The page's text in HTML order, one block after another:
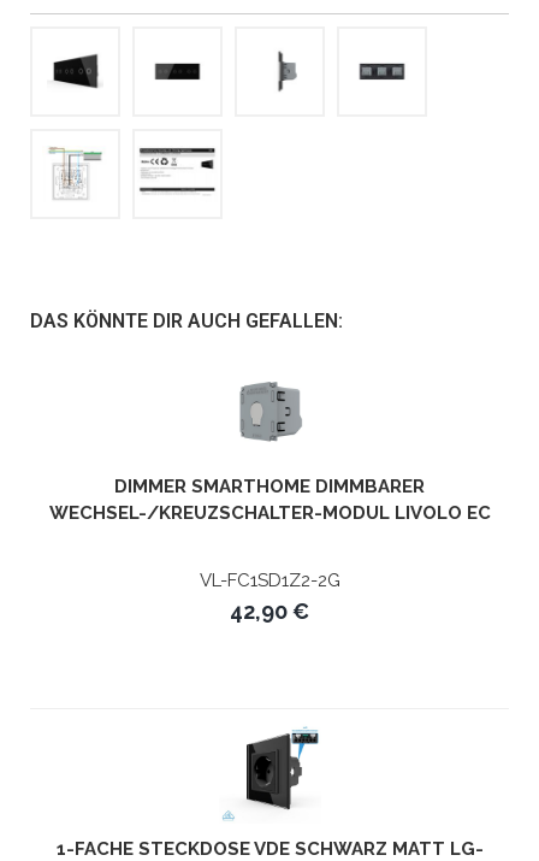
DAS KÖNNTE DIR AUCH GEFALLEN:
DIMMER SMARTHOME DIMMBARER
WECHSEL-/KREUZSCHALTER-MODUL LIVOLO EC
VL-FC1SD1Z2-2G
42,90 €
1-FACHE STECKDOSE VDE SCHWARZ MATT LG-